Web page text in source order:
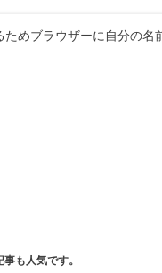
めブラウザーに自分の名
も人気です。